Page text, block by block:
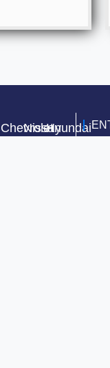
Chevrolet
NissanHyundai